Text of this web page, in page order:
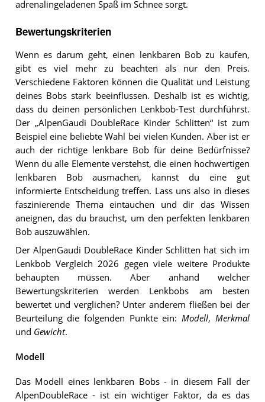
adrenalingeladenen Spaß im Schnee sorgt.
Bewertungskriterien
Wenn es darum geht, einen lenkbaren Bob zu kaufen,
gibt es viel mehr zu beachten als nur den Preis.
Verschiedene Faktoren können die Qualität und Leistung
deines Bobs stark beeinflussen. Deshalb ist es wichtig,
dass du deinen persönlichen Lenkbob-Test durchführst.
Der „AlpenGaudi DoubleRace Kinder Schlitten“ ist zum
Beispiel eine beliebte Wahl bei vielen Kunden. Aber ist er
auch der richtige lenkbare Bob für deine Bedürfnisse?
Wenn du alle Elemente verstehst, die einen hochwertigen
lenkbaren Bob ausmachen, kannst du eine gut
informierte Entscheidung treffen. Lass uns also in dieses
faszinierende Thema eintauchen und dir das Wissen
aneignen, das du brauchst, um den perfekten lenkbaren
Bob auszuwählen.
Der AlpenGaudi DoubleRace Kinder Schlitten hat sich im
Lenkbob Vergleich 2026 gegen viele weitere Produkte
behaupten müssen. Aber anhand welcher
Bewertungskriterien werden Lenkbobs am besten
bewertet und verglichen? Unter anderem fließen bei der
Beurteilung die folgenden Punkte ein:Modell, Merkmal
und Gewicht.
Modell
Das Modell eines lenkbaren Bobs - in diesem Fall der
AlpenDoubleRace - ist ein wichtiger Faktor, da es das